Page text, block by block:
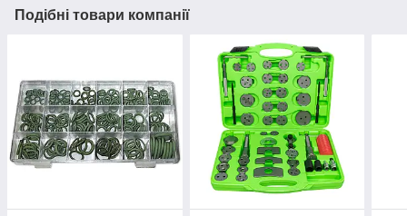
Подібні товари компанії